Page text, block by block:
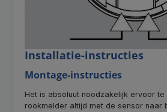
Installatie-instructies
Montage-instructies
Het is absoluut noodzakelijk ervoor
rookmelder altijd met de sensor naar